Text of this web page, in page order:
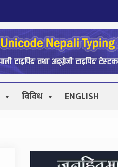
विविध ENGLISH
Secondary